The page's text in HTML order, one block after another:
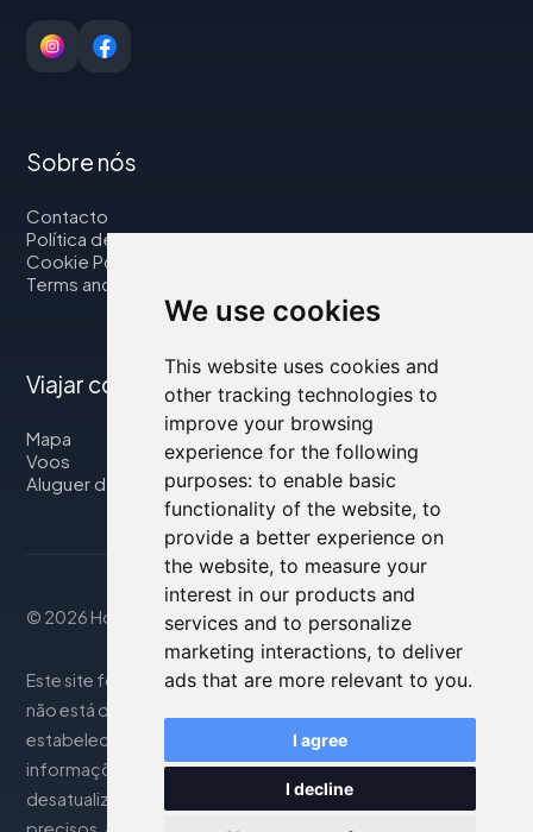
We use cookies
This website uses cookies and
other tracking technologies to
improve your browsing
experience for the following
purposes: to enable basic
functionality of the website, to
provide a better experience on
the website, to measure your
interest in our products and
services and to personalize
marketing interactions, to deliver
ads that are more relevant to you.
I agree
I decline
Sobre nós
Contacto
Política de privacidade
Cookie Policy
Terms and Conditions
Viajar connosco
Mapa
Voos
Aluguer de automóveis
© 2026 Housity.net
Este site fornece informações apenas para referência e
não está de forma alguma associado aos
estabelecimentos de hospedagem mencionados. As
informações exibidas podem ser imprecisas ou
desatualizadas; consulte o site oficial para detalhes